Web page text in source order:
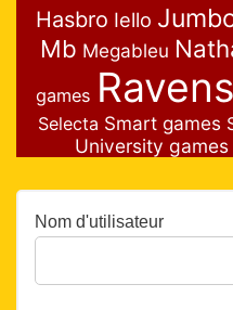
Hasbro Iello
Mb Megableu
games
Selecta Smart games
University games
Nom d'utilisateur